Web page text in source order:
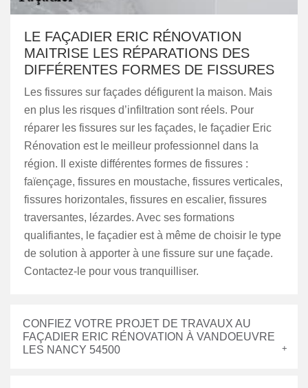
LE FAÇADIER ERIC RÉNOVATION
MAITRISE LES RÉPARATIONS DES
DIFFÉRENTES FORMES DE FISSURES
Les fissures sur façades défigurent la maison. Mais
en plus les risques d’infiltration sont réels. Pour
réparer les fissures sur les façades, le façadier Eric
Rénovation est le meilleur professionnel dans la
région. Il existe différentes formes de fissures :
faïençage, fissures en moustache, fissures verticales,
fissures horizontales, fissures en escalier, fissures
traversantes, lézardes. Avec ses formations
qualifiantes, le façadier est à même de choisir le type
de solution à apporter à une fissure sur une façade.
Contactez-le pour vous tranquilliser.
CONFIEZ VOTRE PROJET DE TRAVAUX AU
FAÇADIER ERIC RÉNOVATION À VANDOEUVRE
LES NANCY 54500